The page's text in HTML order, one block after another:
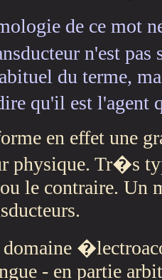
de ce mot
n'est
du terme,
qu'il est
en effet une
physique. Tr�s
le contraire. Un
domaine
- en partie